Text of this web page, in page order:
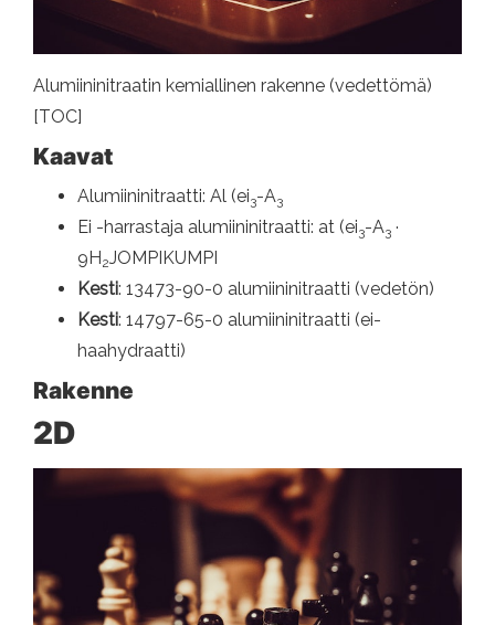
Alumiininitraatin kemiallinen rakenne (vedettömä)
[TOC]
Kaavat
Alumiininitraatti: Al (ei3-A3
Ei -harrastaja alumiininitraatti: at (ei3-A3 ·
9H2JOMPIKUMPI
Kesti: 13473-90-0 alumiininitraatti (vedetön)
Kesti: 14797-65-0 alumiininitraatti (ei-
haahydraatti)
Rakenne
2D